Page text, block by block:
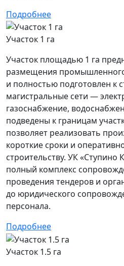
Подробнее
Участок 1 га
Участок площадью 1 га
размещения
и полностью подготовлен к
магистральные сети —
газоснабжение,
подведены к границам
позволяет реализовать
короткие сроки и
строительству. УК «Ступино
полный комплекс
проведения тендеров и
до юридического
персонала.
Подробнее
Участок 1.5 га